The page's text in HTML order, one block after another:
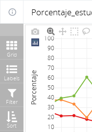
Grid
Labels
Filter
Sort 10
20
30
40
50
60
70
80
90
100
Porcentaje